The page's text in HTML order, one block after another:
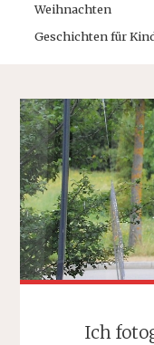
Weihnachten
Geschichten für
Ich